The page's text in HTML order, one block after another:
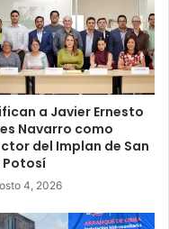
a Javier Ernesto
Navarro como
del Implan de San
Potosí
4, 2026